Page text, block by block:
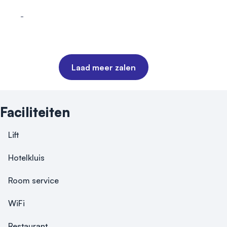
-
Laad meer zalen
Faciliteiten
Lift
Hotelkluis
Room service
WiFi